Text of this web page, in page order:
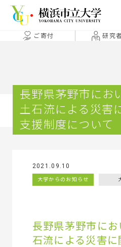
本文へ移動
ご寄付 研究
長野県茅野市にお
土石流による災害
支援制度について
2021.09.10
大学からのお知らせ
長野県茅野市に
石流による災害